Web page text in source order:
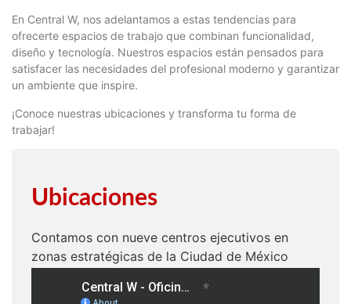
En Central W, nos adelantamos a estas tendencias para
ofrecerte espacios de trabajo que combinan funcionalidad,
diseño y tecnología. Nuestros espacios están pensados para
satisfacer las necesidades del profesional moderno y garantizar
un ambiente que inspire.
¡Conoce nuestras ubicaciones y transforma tu forma de
trabajar!
Ubicaciones
Contamos con nueve centros ejecutivos en
zonas estratégicas de la Ciudad de México